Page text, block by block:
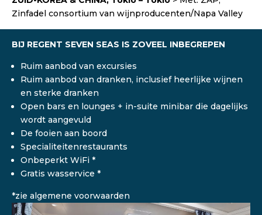
Zinfadel consortium van wijnproducenten/Napa Valley
BIJ REGENT SEVEN SEAS IS ZOVEEL INBEGREPEN
Ruim aanbod van excursies
Ruim aanbod van dranken, inclusief heerlijke wijnen
en sterke dranken
Open bars en lounges + in-suite minibar die dagelijks
wordt aangevuld
De fooien aan boord
Specialiteitenrestaurants
Onbeperkt WiFi *
Gratis wasservice *
*zie algemene voorwaarden